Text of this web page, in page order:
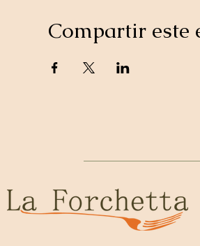
Compartir este